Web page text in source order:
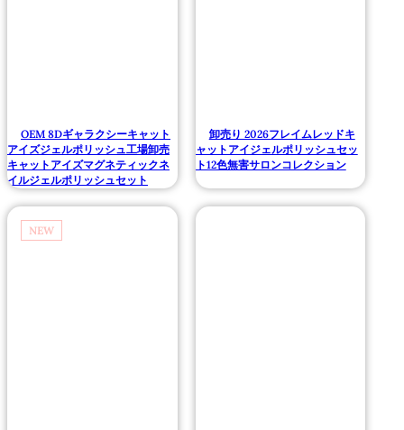
OEM 8Dギャラクシーキャット
アイズジェルポリッシュ工場卸売
キャットアイズマグネティックネ
イルジェルポリッシュセット
卸売り 2026フレイムレッドキ
ャットアイジェルポリッシュセッ
ト12色無害サロンコレクション
NEW